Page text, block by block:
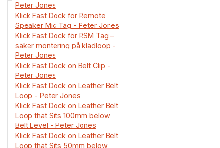
Peter Jones
Klick Fast Dock for Remote
Speaker Mic Tag - Peter Jones
Klick Fast Dock för RSM Tag –
säker montering på klädloop -
Peter Jones
Klick Fast Dock on Belt Clip -
Peter Jones
Klick Fast Dock on Leather Belt
Loop - Peter Jones
Klick Fast Dock on Leather Belt
Loop that Sits 100mm below
Belt Level - Peter Jones
Klick Fast Dock on Leather Belt
Loop that Sits 50mm below